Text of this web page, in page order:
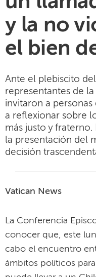
y la no
el bien
Ante el plebiscito
representantes de
invitaron a
a reflexionar sobre
más justo y
la presentación del
decisión
Vatican News
La Conferencia
conocer que, este
cabo el encuentro
ámbitos políticos